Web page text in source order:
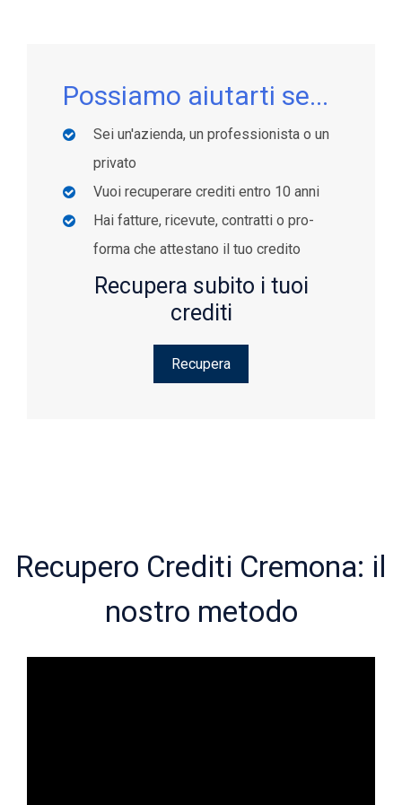
Possiamo aiutarti se...
Sei un'azienda, un professionista o un
privato
Vuoi recuperare crediti entro 10 anni
Hai fatture, ricevute, contratti o pro-
forma che attestano il tuo credito
Recupera subito i tuoi
crediti
Recupera
Recupero Crediti Cremona: il
nostro metodo